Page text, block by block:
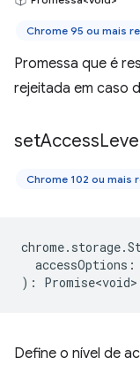
Chrome 95 ou mais
Promessa que é
rejeitada em caso
setAccess
Chrome 102 ou mais
chrome. storage.
accessOptions :
) : Promise<void>
Define o nível de